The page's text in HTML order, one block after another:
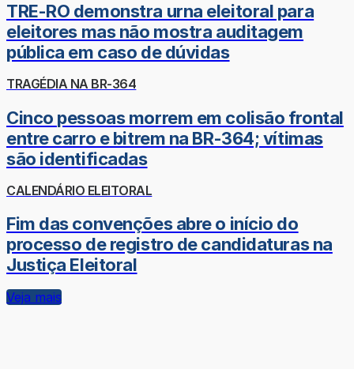
TRE-RO demonstra urna eleitoral para
eleitores mas não mostra auditagem
pública em caso de dúvidas
TRAGÉDIA NA BR-364
Cinco pessoas morrem em colisão frontal
entre carro e bitrem na BR-364; vítimas
são identificadas
CALENDÁRIO ELEITORAL
Fim das convenções abre o início do
processo de registro de candidaturas na
Justiça Eleitoral
Veja mais